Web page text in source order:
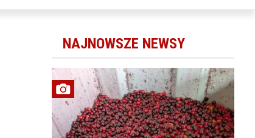
NAJNOWSZE NEWSY